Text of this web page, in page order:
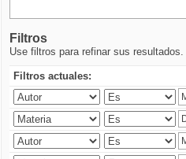
Filtros
Use filtros para refinar sus resultados.
Filtros actuales: